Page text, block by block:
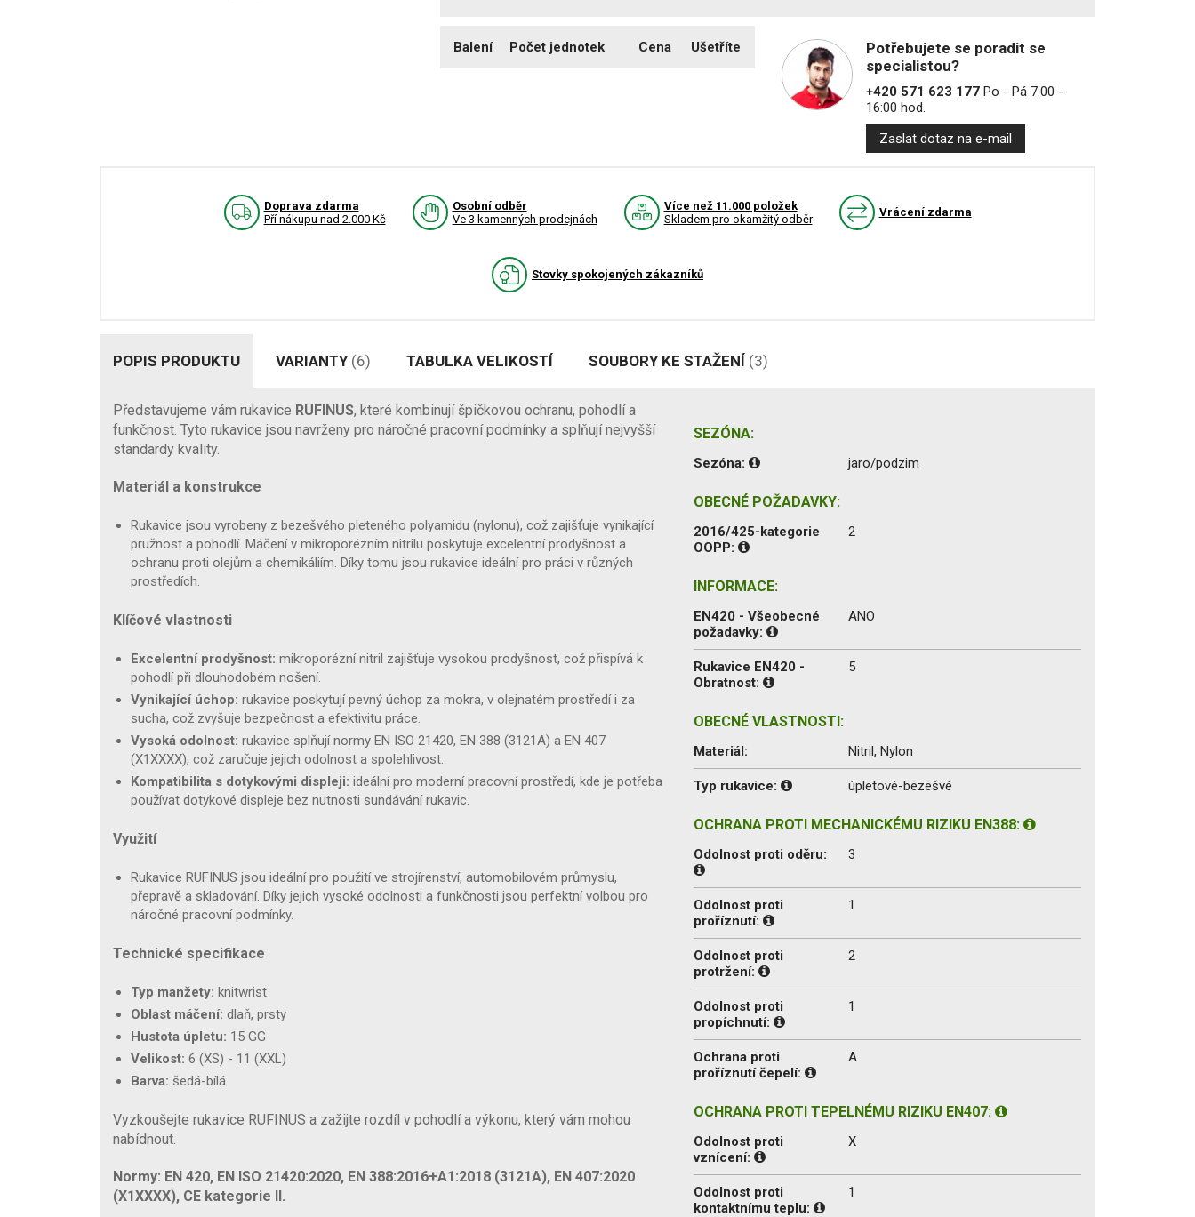
Balení Počet jednotek Cena Ušetříte
Potřebujete se poradit se
specialistou?
+420 571 623 177Po - Pá 7:00 -
16:00 hod.
Zaslat dotaz na e-mail
Doprava zdarma
Pří nákupu nad 2.000 Kč
Osobní odběr
Ve 3 kamenných prodejnách
Více než 11.000 položek
Skladem pro okamžitý odběr
Vrácení zdarma
Stovky spokojených zákazníků
POPIS PRODUKTU VARIANTY (6) TABULKA VELIKOSTÍ SOUBORY KE STAŽENÍ (3)
Představujeme vám rukavice RUFINUS, které kombinují špičkovou ochranu, pohodlí a
funkčnost. Tyto rukavice jsou navrženy pro náročné pracovní podmínky a splňují nejvyšší
standardy kvality.
Materiál a konstrukce
Rukavice jsou vyrobeny z bezešvého pleteného polyamidu (nylonu), což zajišťuje vynikající
pružnost a pohodlí. Máčení v mikroporézním nitrilu poskytuje excelentní prodyšnost a
ochranu proti olejům a chemikáliím. Díky tomu jsou rukavice ideální pro práci v různých
prostředích.
Klíčové vlastnosti
Excelentní prodyšnost: mikroporézní nitril zajišťuje vysokou prodyšnost, což přispívá k
pohodlí při dlouhodobém nošení.
Vynikající úchop: rukavice poskytují pevný úchop za mokra, v olejnatém prostředí i za
sucha, což zvyšuje bezpečnost a efektivitu práce.
Vysoká odolnost: rukavice splňují normy EN ISO 21420, EN 388 (3121A) a EN 407
(X1XXXX), což zaručuje jejich odolnost a spolehlivost.
Kompatibilita s dotykovými displeji: ideální pro moderní pracovní prostředí, kde je potřeba
používat dotykové displeje bez nutnosti sundávání rukavic.
Využití
Rukavice RUFINUS jsou ideální pro použití ve strojírenství, automobilovém průmyslu,
přepravě a skladování. Díky jejich vysoké odolnosti a funkčnosti jsou perfektní volbou pro
náročné pracovní podmínky.
Technické specifikace
Typ manžety: knitwrist
Oblast máčení: dlaň, prsty
Hustota úpletu: 15 GG
Velikost: 6 (XS) - 11 (XXL)
Barva: šedá-bílá
Vyzkoušejte rukavice RUFINUS a zažijte rozdíl v pohodlí a výkonu, který vám mohou
nabídnout.
Normy: EN 420, EN ISO 21420:2020, EN 388:2016+A1:2018 (3121A), EN 407:2020
(X1XXXX), CE kategorie II.
SEZÓNA:
Sezóna: jaro/podzim
OBECNÉ POŽADAVKY:
2016/425-kategorie
OOPP:
2
INFORMACE:
EN420 - Všeobecné
požadavky:
ANO
Rukavice EN420 -
Obratnost:
5
OBECNÉ VLASTNOSTI:
Materiál: Nitril, Nylon
Typ rukavice: úpletové-bezešvé
OCHRANA PROTI MECHANICKÉMU RIZIKU EN388:
Odolnost proti oděru: 3
Odolnost proti
proříznutí:
1
Odolnost proti
protržení:
2
Odolnost proti
propíchnutí:
1
Ochrana proti
proříznutí čepelí:
A
OCHRANA PROTI TEPELNÉMU RIZIKU EN407:
Odolnost proti
vznícení:
X
Odolnost proti
kontaktnímu teplu:
1